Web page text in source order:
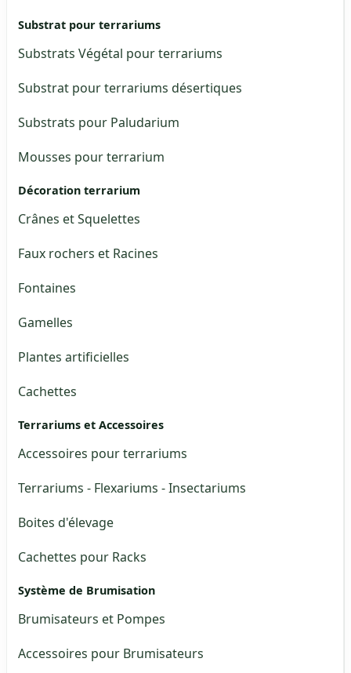
Substrat pour terrariums
Substrats Végétal pour terrariums
Substrat pour terrariums désertiques
Substrats pour Paludarium
Mousses pour terrarium
Décoration terrarium
Crânes et Squelettes
Faux rochers et Racines
Fontaines
Gamelles
Plantes artificielles
Cachettes
Terrariums et Accessoires
Accessoires pour terrariums
Terrariums - Flexariums - Insectariums
Boites d'élevage
Cachettes pour Racks
Système de Brumisation
Brumisateurs et Pompes
Accessoires pour Brumisateurs